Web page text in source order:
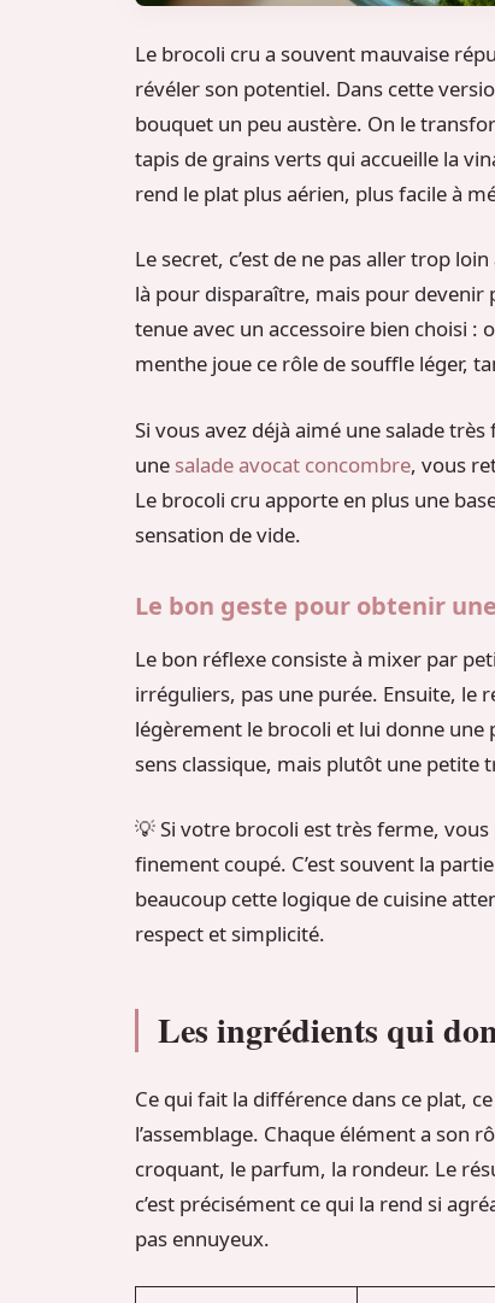
Le brocoli cru a souvent mauvaise
révéler son potentiel. Dans cette
bouquet un peu austère. On le
tapis de grains verts qui accueille la
rend le plat plus aérien, plus facile à
Le secret, c’est de ne pas aller trop
là pour disparaître, mais pour devenir
tenue avec un accessoire bien choisi
menthe joue ce rôle de souffle léger,
Si vous avez déjà aimé une salade
une salade avocat concombre, vous
Le brocoli cru apporte en plus une
sensation de vide.
Le bon geste pour obtenir
Le bon réflexe consiste à mixer par
irréguliers, pas une purée. Ensuite, le
légèrement le brocoli et lui donne une
sens classique, mais plutôt une
💡 Si votre brocoli est très ferme,
finement coupé. C’est souvent la
beaucoup cette logique de cuisine
respect et simplicité.
Les ingrédients qui
Ce qui fait la différence dans ce plat,
l’assemblage. Chaque élément a son
croquant, le parfum, la rondeur. Le
c’est précisément ce qui la rend si
pas ennuyeux.